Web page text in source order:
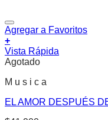
Agregar a Favoritos
+
Vista Rápida
Agotado
M u s i c a
EL AMOR DESPUÉS